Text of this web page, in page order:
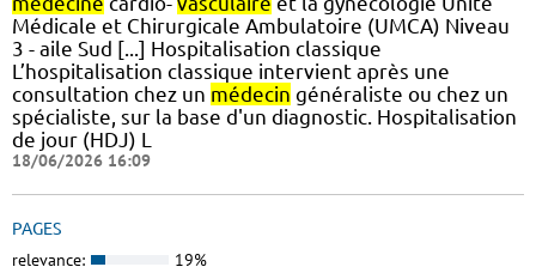
Médicale et Chirurgicale Ambulatoire (UMCA) Niveau
3 - aile Sud [...] Hospitalisation classique
L’hospitalisation classique intervient après une
consultation chez un médecin généraliste ou chez un
spécialiste, sur la base d'un diagnostic. Hospitalisation
de jour (HDJ) L
18/06/2026 16:09
PAGES
relevance: 19%